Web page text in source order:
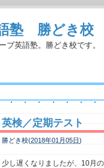
塾 勝どき校
ブ英語塾。勝どき校です。
英検／定期テスト
勝どき校(2018年01月05日)
少し遅くなりましたが、10月